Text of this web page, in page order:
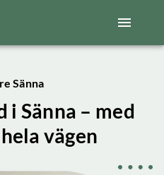
Sänna
i Sänna – med
vägen